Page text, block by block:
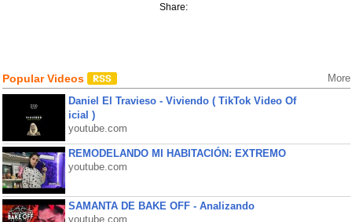
Share:
Popular Videos More
Daniel El Travieso - Viviendo ( TikTok Video Of
icial )
youtube.com
REMODELANDO MI HABITACIÓN: EXTREMO
youtube.com
SAMANTA DE BAKE OFF - Analizando
youtube.com